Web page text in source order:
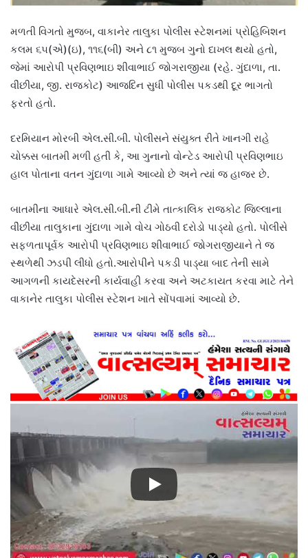
મળતી વિગતો મુજબ, વાકાનેર તાલુકા પોલીસ સ્ટેશનમાં પ્રોહિબિશન
કલમ ૬૫(એ)(ઇ), ૧૧૬(બી) અને ૮૧ મુજબ ગુનો દાખલ થયો હતો,
જેમાં આરોપી પ્રવિણભાઇ શીવાભાઈ જોગરાજીયા (રહે. ગુંદાળા, તા.
વીંછીયા, જી. રાજકોટ) આજદિન સુધી પોલીસ પકડથી દૂર ભાગતો
ફરતો હતો.
દરમિયાન મોરબી એલ.સી.બી. પોલીસને સંયુક્ત રીતે ખાનગી રાહે
ચોક્કસ બાતમી મળી હતી કે, આ ગુનાનો વોન્ટેડ આરોપી પ્રવિણભાઇ
હાલ પોતાના વતન ગુંદાળા ગામે આવ્યો છે અને ત્યાં જ હાજર છે.
બાતમીના આધારે એલ.સી.બી.ની ટીમે તાત્કાલિક રાજકોટ જિલ્લાના
વીંછીયા તાલુકાના ગુંદાળા ગામે વોચ ગોઠવી દરોડો પાડ્યો હતો. પોલીસે
સફળતાપૂર્વક આરોપી પ્રવિણભાઇ શીવાભાઈ જોગરાજીયાને તે જ
સ્થળેથી ઝડપી લીધો હતો.આરોપીને પકડી પાડ્યા બાદ તેની સામે
આગળની કાયદેસરની કાર્યવાહી કરવા અને અટકાયત કરવા માટે તેને
વાકાનેર તાલુકા પોલીસ સ્ટેશન ખાતે સોંપવામાં આવ્યો છે.